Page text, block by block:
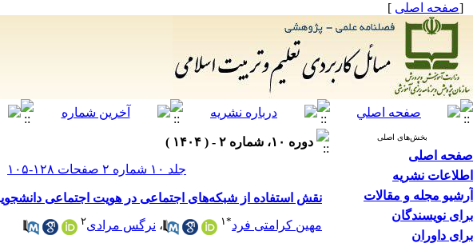
[صفحه اصلی ]
بخش‌های اصلی
صفحه اصلی
اطلاعات نشریه
آرشیو مجله و مقالات
برای نویسندگان
برای داوران
دوره ۱۰، شماره ۲ - ( ۱۴۰۴ )
جلد ۱۰ شماره ۲ صفحات ۱۲۸-۱۰۵
نقش استفاده از شبکه‌های اجتماعی در هویت اجتماعی
مهین کرامتی فرد*۱ ، نرگس مرادی۲